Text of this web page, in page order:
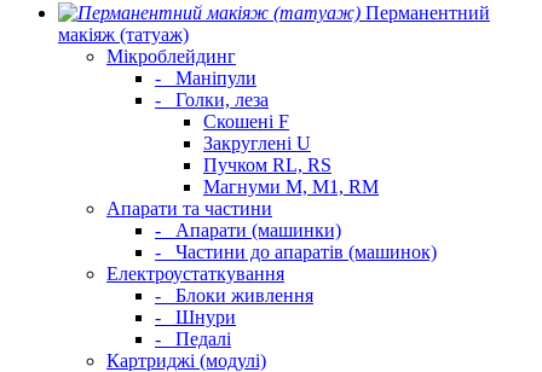
Перманентний
макіяж (татуаж)
Мікроблейдинг
-
Маніпули
-
Голки, леза
Скошені F
Закруглені U
Пучком RL, RS
Магнуми M, M1, RM
Апарати та частини
-
Апарати (машинки)
-
Частини до апаратів (машинок)
Електроустаткування
-
Блоки живлення
-
Шнури
-
Педалі
Картриджі (модулі)